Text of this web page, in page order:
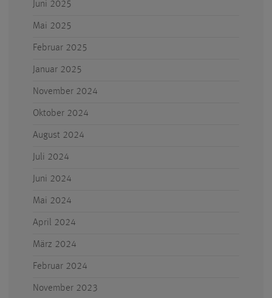
Juni 2025
Mai 2025
Februar 2025
Januar 2025
November 2024
Oktober 2024
August 2024
Juli 2024
Juni 2024
Mai 2024
April 2024
März 2024
Februar 2024
November 2023